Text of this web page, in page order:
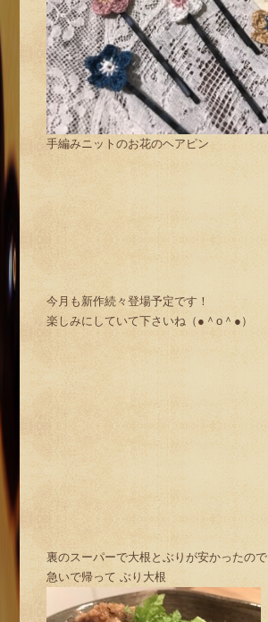
手編みニットのお花のヘアピン
今月も新作続々登場予定です！
楽しみにしていて下さいね（●＾o＾●）
裏のスーパーで大根とぶりが安かったので
急いで帰って ぶり大根